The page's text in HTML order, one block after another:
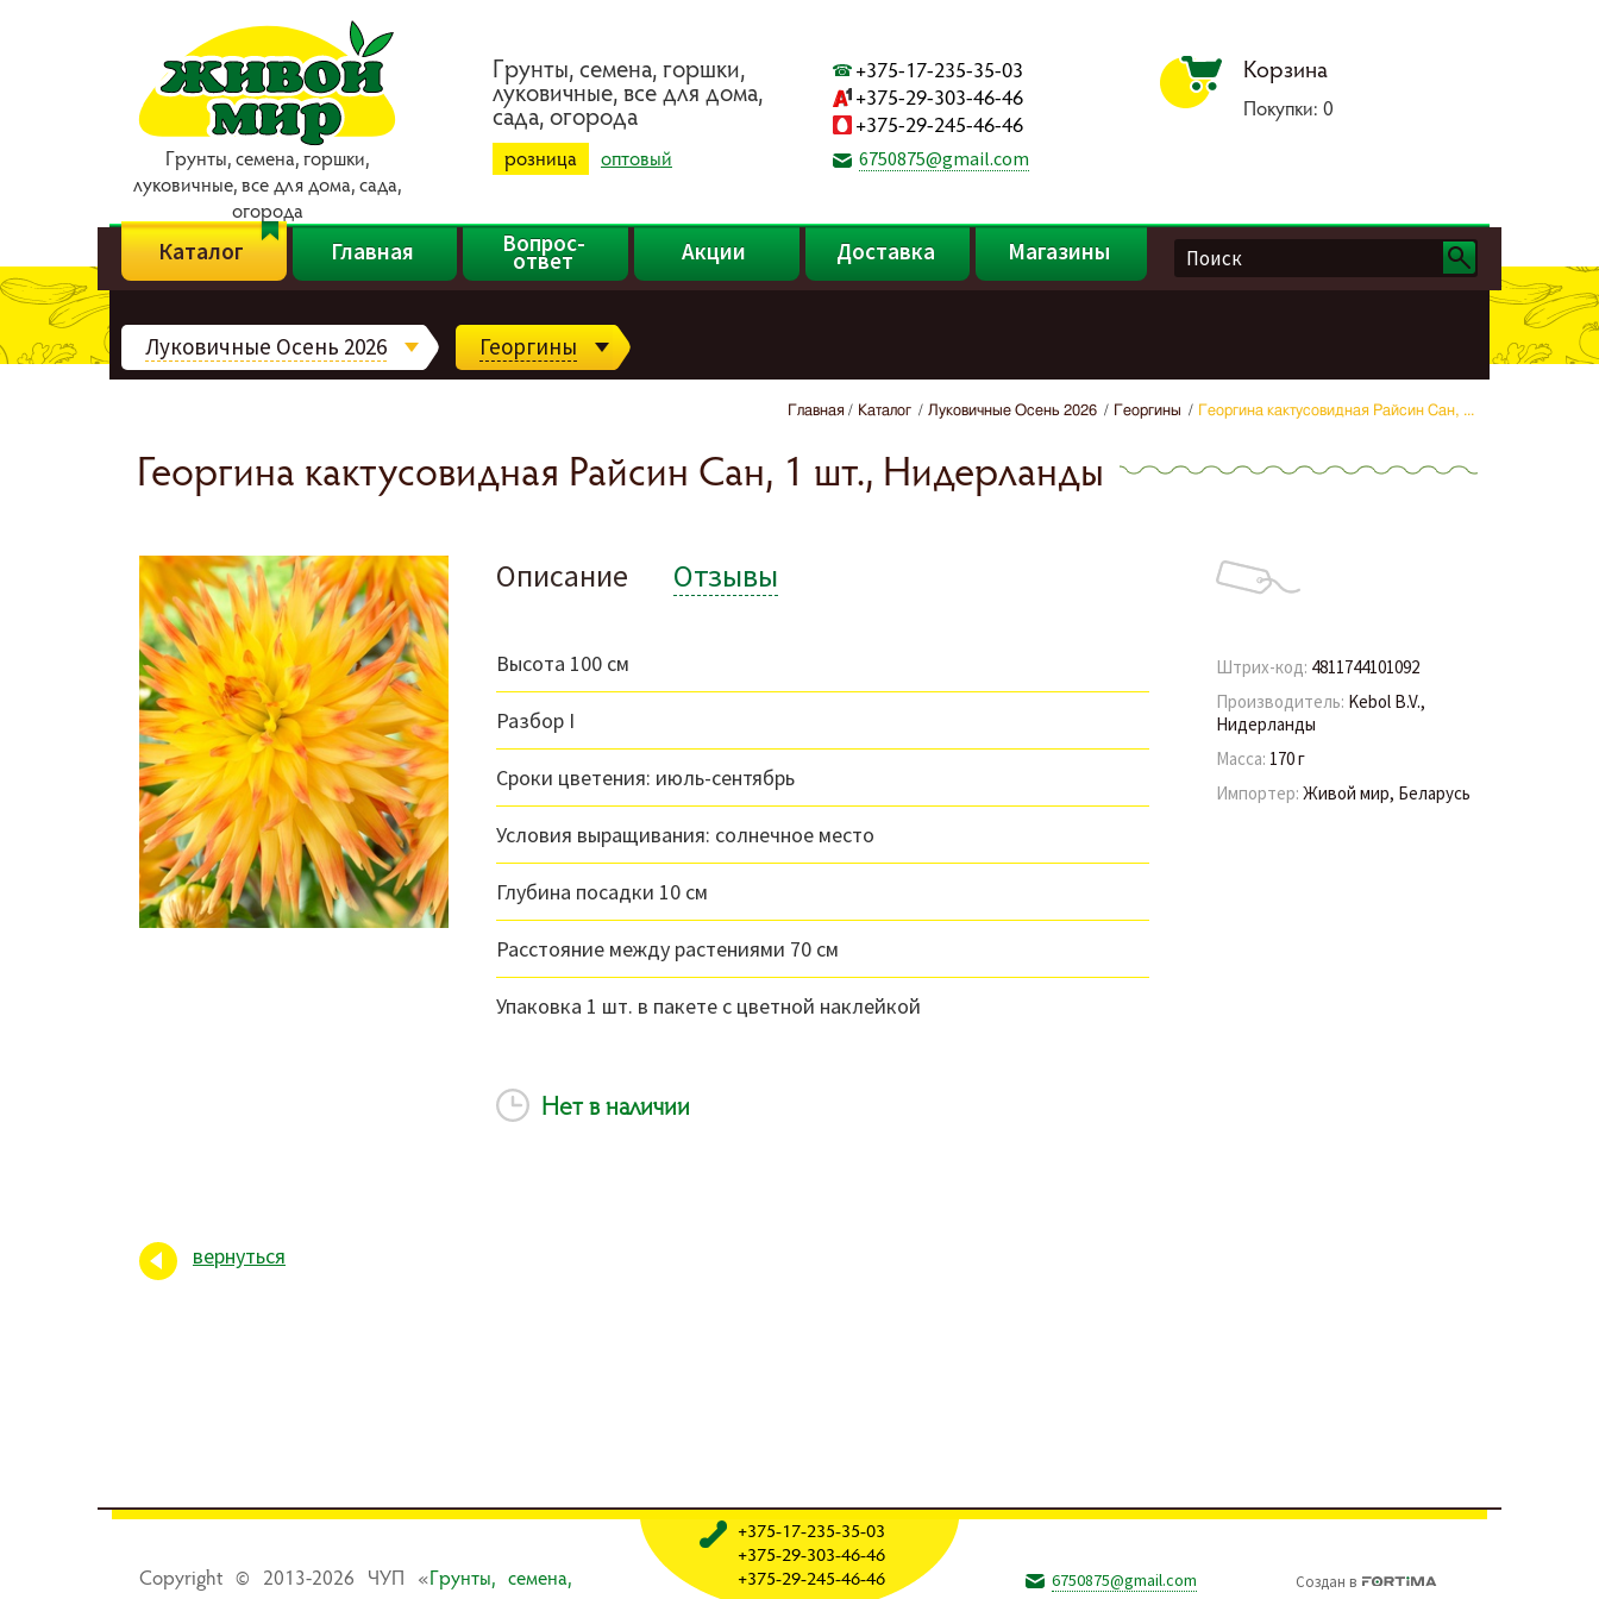
Гpyнты, ceмeнa, гopшки,
лyкoвичныe, вce для дoмa, caдa,
oгopoдa
Гpyнты, ceмeнa, гopшки,
лyкoвичныe, вce для дoмa,
caдa, oгopoдa
розница оптовый
+375-17-235-35-03
+375-29-303-46-46
+375-29-245-46-46
6750875@gmail.com
Корзина
Покупки:0
Каталог Главная Вопрос-
ответ Акции Доставка Магазины
Луковичные Осень 2026 Георгины
Главная Каталог Луковичные Осень 2026 Георгины Георгина кактусовидная Райсин Сан, ...
Георгина кактусовидная Райсин Сан, 1 шт., Нидерланды
Штрих-код: 4811744101092
Производитель: Kebol B.V.,
Нидерланды
Масса: 170 г
Импортер: Живой мир, Беларусь
Описание Отзывы
Высота 100 см
Разбор I
Сроки цветения: июль-сентябрь
Условия выращивания: солнечное место
Глубина посадки 10 см
Расстояние между растениями 70 см
Упаковка 1 шт. в пакете с цветной наклейкой
Нет в наличии
вернуться
Copyright © 2013-2026 ЧУП «Гpyнты, ceмeнa,
+375-17-235-35-03
+375-29-303-46-46
+375-29-245-46-46
6750875@gmail.com Создан в